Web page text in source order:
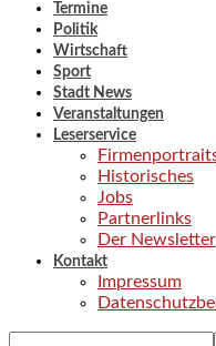
Termine
Politik
Wirtschaft
Sport
Stadt News
Veranstaltungen
Leserservice
Historisches
Jobs
Partnerlinks
Der Newsletter
Kontakt
Impressum